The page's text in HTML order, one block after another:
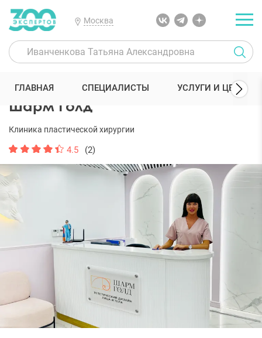
Москва
300 Экспертов Клиники Шарм Голд
Шарм Голд
Клиника пластической хирургии
4.5 (2)
ГЛАВНАЯ СПЕЦИАЛИСТЫ УСЛУГИ И ЦЕНЫ